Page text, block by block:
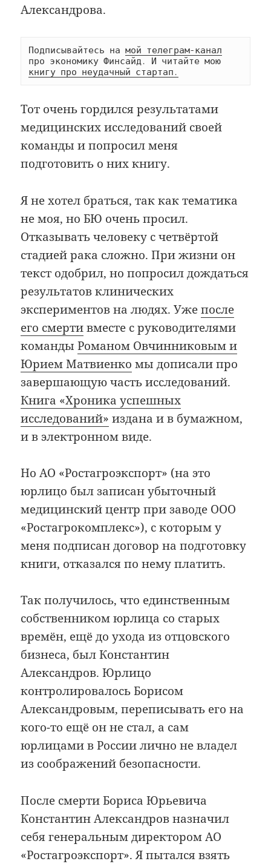
Александрова.
Подписывайтесь на мой телеграм-канал
книгу про неудачный стартап.
Тот очень гордился результатами
медицинских исследований своей
команды и попросил меня
подготовить о них книгу.
Я не хотел браться, так как тематика
не моя, но БЮ очень просил.
Отказывать человеку с четвёртой
стадией рака сложно. При жизни он
текст одобрил, но попросил дождаться
результатов клинических
экспериментов на людях. Ужепосле
его смертивместе с руководителями
командыРоманом Овчинниковым и
Юрием Матвиенко мы дописали про
завершающую часть исследований.
Книга «Хроника успешных
исследований» издана и в бумажном,
и в электронном виде.
Но АО «Ростагроэкспорт» (на это
юрлицо был записан убыточный
медицинский центр при заводе ООО
«Ростагрокомплекс»), с которым у
меня подписан договор на подготовку
книги, отказался по нему платить.
Так получилось, что единственным
собственником юрлица со старых
времён, ещё до ухода из отцовского
бизнеса, был Константин
Александров. Юрлицо
контролировалось Борисом
Александровым, переписывать его на
кого-то ещё он не стал, а сам
юрлицами в России лично не владел
из соображений безопасности.
После смерти Бориса Юрьевича
Константин Александров назначил
себя генеральным директором АО
«Ростагроэкспорт». Я пытался взять